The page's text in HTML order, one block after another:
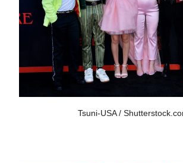
Tsuni-USA /